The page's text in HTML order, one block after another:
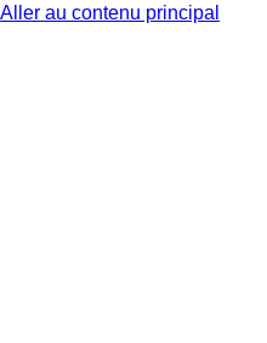
Aller au contenu principal